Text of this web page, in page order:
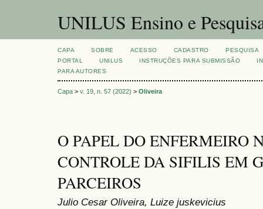
UNILUS Ensino e
CAPA SOBRE ACESSO CADASTRO
PESQUISA
PORTAL
UNILUS INSTRUÇÕES PARA SUBMISSÃO
PARA AUTORES
Capa > v. 19, n. 57 (2022) > Oliveira
O PAPEL DO ENFERMEIRO
CONTROLE DA SIFILIS EM
PARCEIROS
Julio Cesar Oliveira, Luize juskevicius